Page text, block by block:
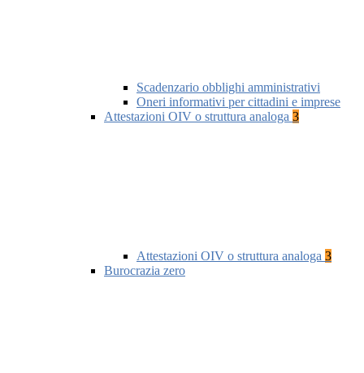
Scadenzario obblighi amministrativi
Oneri informativi per cittadini e imprese
Attestazioni OIV o struttura analoga 3
Attestazioni OIV o struttura analoga 3
Burocrazia zero